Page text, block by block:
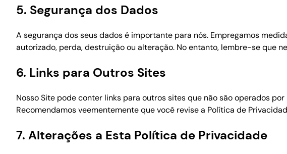
5. Segurança dos Dados
A segurança dos seus dados é importante para nós. Empregamos
autorizado, perda, destruição ou alteração. No entanto, lembre-se que
6. Links para Outros Sites
Nosso Site pode conter links para outros sites que não são operados
Recomendamos veementemente que você revise a Política de
7. Alterações a Esta Política de Privacidade